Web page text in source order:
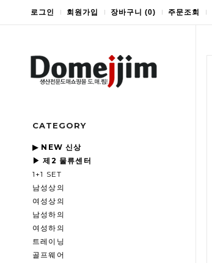
로그인 회원가입 장바구니 (0) 주문조회
CATEGORY
▶ NEW 신상
▶ 제2 물류센터
1+1 SET
남성상의
여성상의
남성하의
여성하의
트레이닝
골프웨어